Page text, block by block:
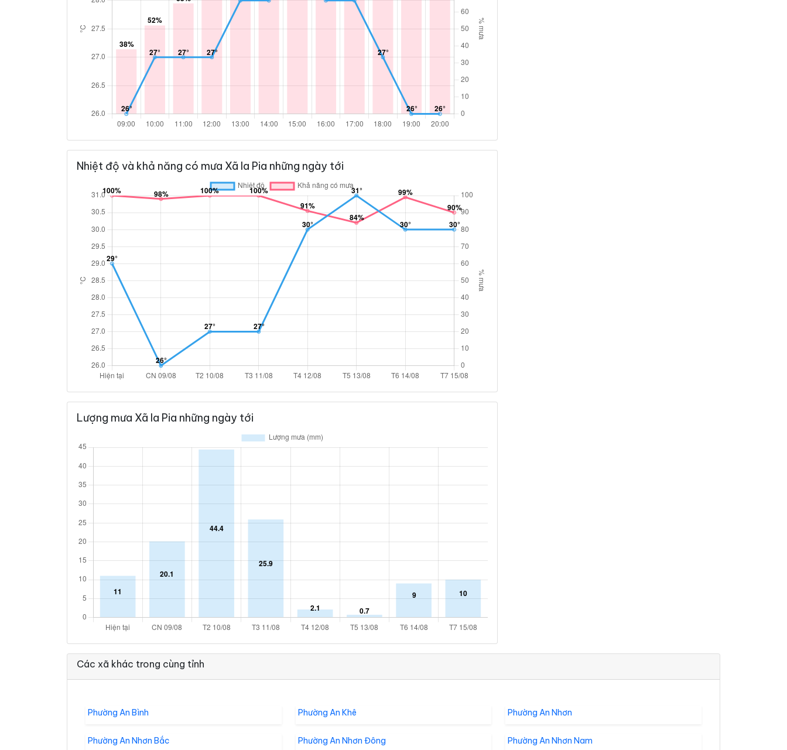
Nhiệt độ và khả năng có mưa Xã Ia Pia những ngày tới
Lượng mưa Xã Ia Pia những ngày tới
Các xã khác trong cùng tỉnh
Phường An Bình Phường An Khê Phường An Nhơn
Phường An Nhơn Bắc Phường An Nhơn Đông Phường An Nhơn Nam